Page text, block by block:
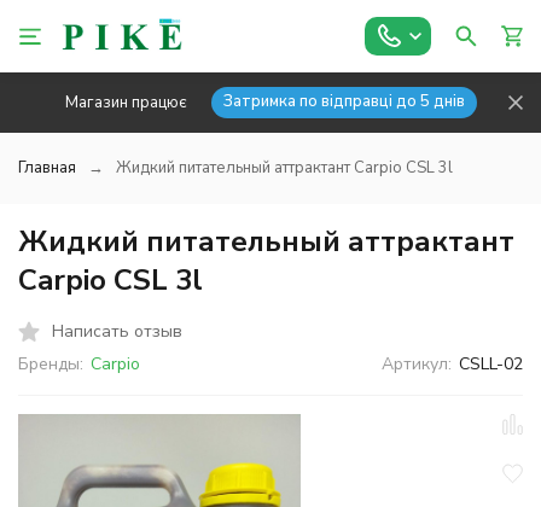
Магазин працює Затримка по відправці до 5 днів
Главная Жидкий питательный аттрактант Carpio CSL 3l
Жидкий питательный аттрактант
Carpio CSL 3l
Написать отзыв
Бренды: Carpio Артикул: CSLL-02